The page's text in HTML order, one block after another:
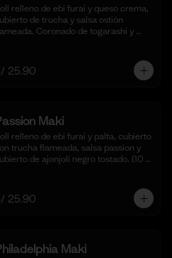
relleno de ebi furai y queso crema,
de trucha y salsa ostión
Coronado de togarashi y
25.90
Maki
relleno de ebi furai y palta, cubierto
trucha flameada, salsa passion y
de ajonjolí negro tostado. (10
25.90
Maki